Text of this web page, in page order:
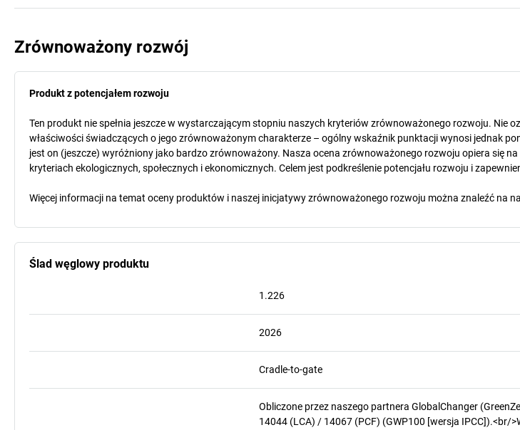
Zrównoważony rozwój
Produkt z potencjałem rozwoju
Ten produkt nie spełnia jeszcze w wystarczającym stopniu naszych kryteriów zrównoważonego rozwoju. Nie
właściwości świadczących o jego zrównoważonym charakterze – ogólny wskaźnik punktacji wynosi jednak
jest on (jeszcze) wyróżniony jako bardzo zrównoważony. Nasza ocena zrównoważonego rozwoju opiera się
kryteriach ekologicznych, społecznych i ekonomicznych. Celem jest podkreślenie potencjału rozwoju i
Więcej informacji na temat oceny produktów i naszej inicjatywy zrównoważonego rozwoju można znaleźć na
Ślad węglowy produktu
1.226
2026
Cradle-to-gate
Obliczone przez naszego partnera GlobalChanger
14044 (LCA) / 14067 (PCF) (GWP100 [wersja IPCC]).<br/